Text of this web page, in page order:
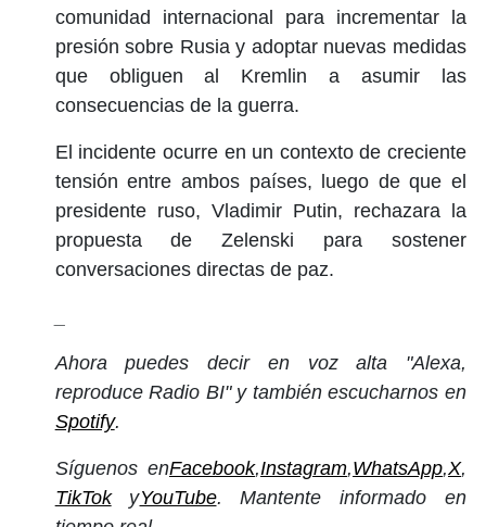
comunidad internacional para incrementar la
presión sobre Rusia y adoptar nuevas medidas
que obliguen al Kremlin a asumir las
consecuencias de la guerra.
El incidente ocurre en un contexto de creciente
tensión entre ambos países, luego de que el
presidente ruso, Vladimir Putin, rechazara la
propuesta de Zelenski para sostener
conversaciones directas de paz.
Ahora puedes decir en voz alta "Alexa,
reproduce Radio BI" y también escucharnos en
Spotify.
Síguenos enFacebook,Instagram,WhatsApp,X,
TikTokyYouTube. Mantente informado en